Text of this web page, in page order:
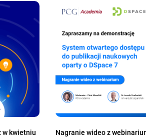
w kwietniu
Nagranie wideo z